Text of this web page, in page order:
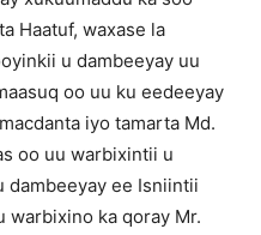
Haatuf, waxase la
u dambeeyay uu
oo uu ku eedeeyay
iyo tamarta Md.
oo uu warbixintii u
dambeeyay ee Isniintii
warbixino ka qoray Mr.